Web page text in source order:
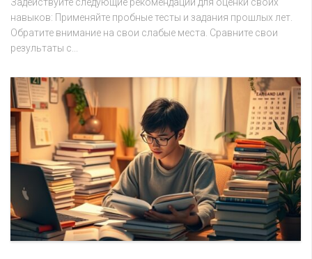
навыков: Применяйте пробные тесты и задания прошлых лет.
Обратите внимание на свои слабые места. Сравните свои
результаты с...